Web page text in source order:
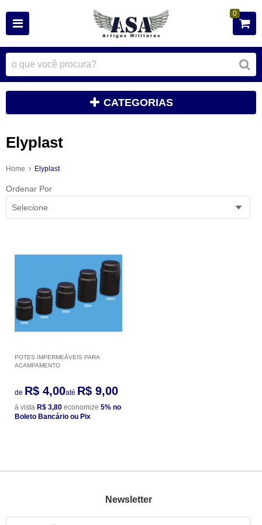
0
CATEGORIAS
Elyplast
Home Elyplast
Ordenar Por
Selecione
POTES IMPERMEÁVEIS PARA
ACAMPAMENTO
de R$ 4,00até R$ 9,00
à vista R$ 3,80 economize 5% no
Boleto Bancário ou Pix
Newsletter